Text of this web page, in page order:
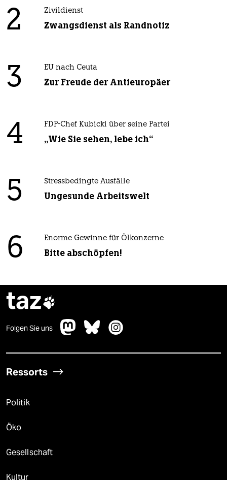
2 Zivildienst
Zwangsdienst als Randnotiz
3 EU nach Ceuta
Zur Freude der Antieuropäer
4 FDP-Chef Kubicki über seine Partei
„Wie Sie sehen, lebe ich“
5 Stressbedingte Ausfälle
Ungesunde Arbeitswelt
6 Enorme Gewinne für Ölkonzerne
Bitte abschöpfen!
taz
Folgen Sie uns
Ressorts
Politik
Öko
Gesellschaft
Kultur